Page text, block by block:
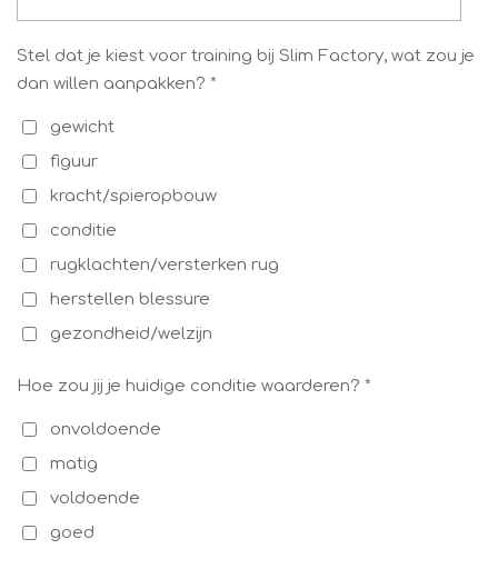
Stel dat je kiest voor training bij Slim Factory, wat zou je
dan willen aanpakken? *
gewicht
figuur
kracht/spieropbouw
conditie
rugklachten/versterken rug
herstellen blessure
gezondheid/welzijn
Hoe zou jij je huidige conditie waarderen? *
onvoldoende
matig
voldoende
goed